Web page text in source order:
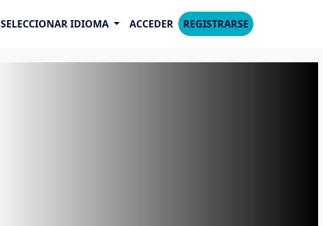
SELECCIONAR IDIOMA ACCEDER REGISTRARSE